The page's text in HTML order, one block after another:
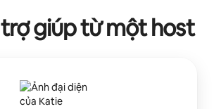
giúp từ một host